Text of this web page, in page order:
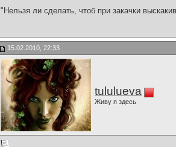
"Нельзя ли сделать, чтоб при закачки
15.02.2010, 22:33
tululueva
Живу я здесь